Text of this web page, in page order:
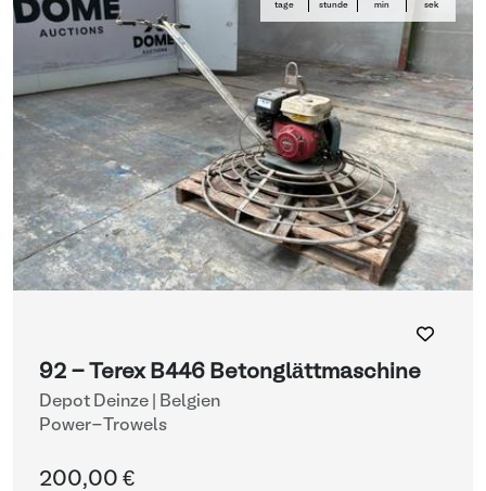
tage stunde min sek
92 - Terex B446 Betonglättmaschine
Depot Deinze | Belgien
Power-Trowels
200,00 €